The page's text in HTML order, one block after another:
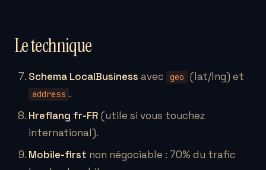
Le technique
Schema LocalBusiness avec geo (lat/lng) et
address .
Hreflang fr-FR (utile si vous touchez
international).
Mobile-first non négociable : 70% du trafic